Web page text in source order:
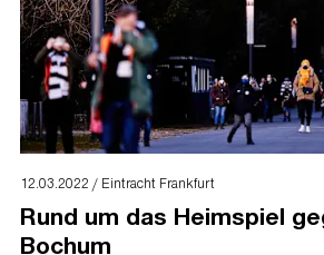
12.03.2022 / Eintracht Frankfurt
Rund um das Heimspiel
Bochum